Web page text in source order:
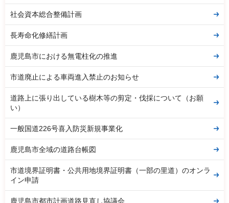
社会資本総合整備計画
長寿命化修繕計画
鹿児島市における無電柱化の推進
市道廃止による車両進入禁止のお知らせ
道路上に張り出している樹木等の剪定・伐採について（お願
い）
一般国道226号喜入防災新規事業化
鹿児島市全域の道路台帳図
市道境界証明書・公共用地境界証明書（一部の里道）のオンラ
イン申請
鹿児島市都市計画道路見直し協議会